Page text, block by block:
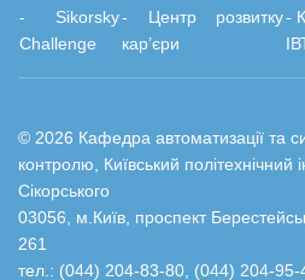
- Sikorsky
Challenge
- Центр розвитку
кар’єри
-
© 2026 Кафедра автоматизації та
контролю, Київський політехнічний
Сікорського
03056, м.Київ, проспект
261
тел.: (044) 204-83-80, (044) 204-